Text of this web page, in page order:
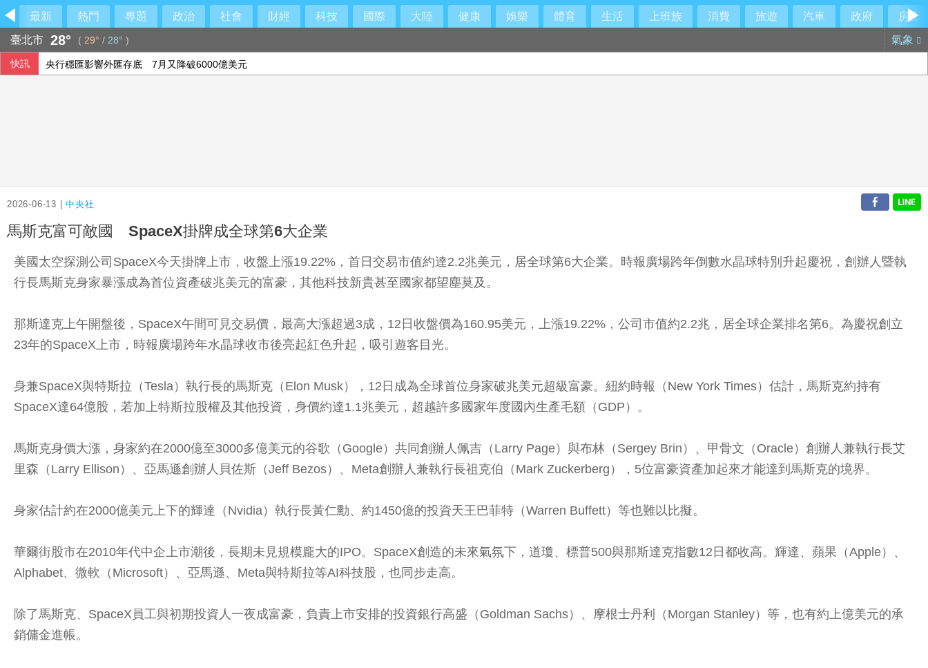
最新 熱門 專題 政治 社會 財經 科技 國際 大陸 健康 娛樂 體育 生活 上班族 消費 旅遊 汽車 政府
房產
臺北市 28° ( 29° / 28° ) 氣象
快訊 央行穩匯影響外匯存底 7月又降破6000億美元
2026-06-13 |中央社
馬斯克富可敵國 SpaceX掛牌成全球第6大企業
美國太空探測公司SpaceX今天掛牌上市，收盤上漲19.22%，首日交易市值約達2.2兆美元，居全球第6大企業。時報廣場跨年倒數水晶球特別升起慶祝，創辦人暨執
行長馬斯克身家暴漲成為首位資產破兆美元的富豪，其他科技新貴甚至國家都望塵莫及。
那斯達克上午開盤後，SpaceX午間可見交易價，最高大漲超過3成，12日收盤價為160.95美元，上漲19.22%，公司市值約2.2兆，居全球企業排名第6。為慶祝創立
23年的SpaceX上市，時報廣場跨年水晶球收市後亮起紅色升起，吸引遊客目光。
身兼SpaceX與特斯拉（Tesla）執行長的馬斯克（Elon Musk），12日成為全球首位身家破兆美元超級富豪。紐約時報（New York Times）估計，馬斯克約持有
SpaceX達64億股，若加上特斯拉股權及其他投資，身價約達1.1兆美元，超越許多國家年度國內生產毛額（GDP）。
馬斯克身價大漲，身家約在2000億至3000多億美元的谷歌（Google）共同創辦人佩吉（Larry Page）與布林（Sergey Brin）、甲骨文（Oracle）創辦人兼執行長艾
里森（Larry Ellison）、亞馬遜創辦人貝佐斯（Jeff Bezos）、Meta創辦人兼執行長祖克伯（Mark Zuckerberg），5位富豪資產加起來才能達到馬斯克的境界。
身家估計約在2000億美元上下的輝達（Nvidia）執行長黃仁勳、約1450億的投資天王巴菲特（Warren Buffett）等也難以比擬。
華爾街股市在2010年代中企上市潮後，長期未見規模龐大的IPO。SpaceX創造的未來氣氛下，道瓊、標普500與那斯達克指數12日都收高。輝達、蘋果（Apple）、
Alphabet、微軟（Microsoft）、亞馬遜、Meta與特斯拉等AI科技股，也同步走高。
除了馬斯克、SpaceX員工與初期投資人一夜成富豪，負責上市安排的投資銀行高盛（Goldman Sachs）、摩根士丹利（Morgan Stanley）等，也有約上億美元的承
銷傭金進帳。